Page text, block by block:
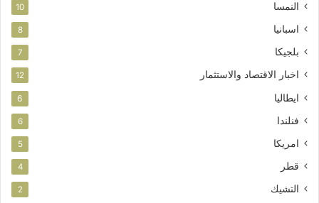
النمسا 10
اسبانيا 8
بلجيكا 7
اخبار الاقتصاد والاستثمار 12
ايطاليا 6
فنلندا 6
امريكا 5
قطر 4
التشيك 2